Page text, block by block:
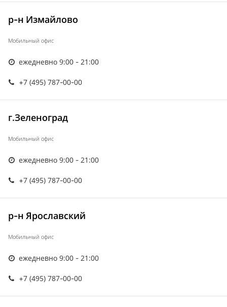
р-н Измайлово
Мобильный офис
ежедневно 9:00 - 21:00
+7 (495) 787-00-00
г.Зеленоград
Мобильный офис
ежедневно 9:00 - 21:00
+7 (495) 787-00-00
р-н Ярославский
Мобильный офис
ежедневно 9:00 - 21:00
+7 (495) 787-00-00